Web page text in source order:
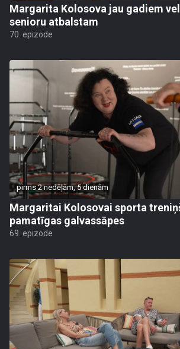
Margarita Kolosova jau gadiem
senioru atbalstam
70. epizode
pirms 2 nedēļām, 5 dienām
Margaritai Kolosovai sporta
pamatīgas galvassāpes
69. epizode